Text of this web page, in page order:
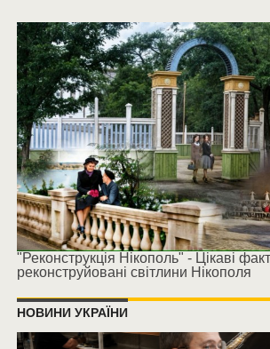
"Реконструкція Нікополь" - Цікаві
реконструйовані світлини Нікополя
НОВИНИ УКРАЇНИ